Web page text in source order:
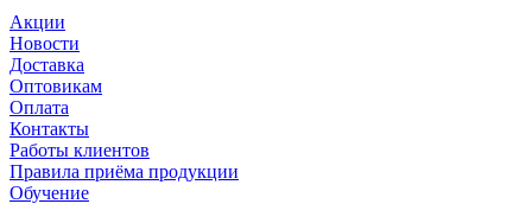
Акции
Новости
Доставка
Оптовикам
Оплата
Контакты
Работы клиентов
Правила приёма продукции
Обучение